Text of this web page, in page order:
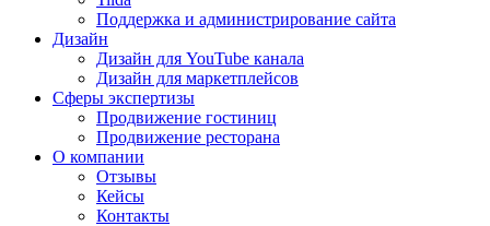
Поддержка и администрирование сайта
Дизайн
Дизайн для YouTube канала
Дизайн для маркетплейсов
Сферы экспертизы
Продвижение гостиниц
Продвижение ресторана
О компании
Отзывы
Кейсы
Контакты